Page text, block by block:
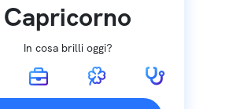
Capricorno
In cosa brilli oggi?